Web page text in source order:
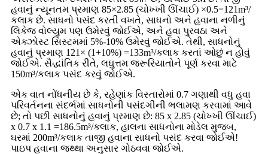
હવાનું ન્યૂનતમ પ્રમાણ 85×2.85 (ચોખ્ખી ઊંચાઈ) ×0.5=121m³/
કલાક છે. સાધનો પસંદ કરતી વખતે, સાધનો અને હવાના નળીનું
લિકેજ વોલ્યુમ પણ ઉમેરવું જોઈએ, અને હવા પુરવઠા અને
એક્ઝોસ્ટ સિસ્ટમમાં 5%-10% ઉમેરવું જોઈએ. તેથી, સાધનોનું
હવાનું પ્રમાણ 121× (1+10%) =133m³/કલાક કરતાં ઓછું ન હોવું
જોઈએ. સૈદ્ધાંતિક રીતે, લઘુત્તમ જરૂરિયાતોને પૂર્ણ કરવા માટે
150m³/કલાક પસંદ કરવું જોઈએ.
એક વાત નોંધનીય છે કે, રહેણાંક વિસ્તારોમાં 0.7 ગણાથી વધુ હવા
પરિવર્તનના સંદર્ભમાં સાધનોની પસંદગીની ભલામણ કરવામાં આવે
છે; તો પછી સાધનોનું હવાનું પ્રમાણ છે: 85 x 2.85 (ચોખ્ખી ઊંચાઈ)
x 0.7 x 1.1 =186.5m³/કલાક, હાલના સાધનોના મોડેલ મુજબ,
ઘરમાં 200m³/કલાક તાજી હવાના સાધનો પસંદ કરવા જોઈએ!
પાઇપ હવાના જથ્થા અનુસાર ગોઠવવા જોઈએ.